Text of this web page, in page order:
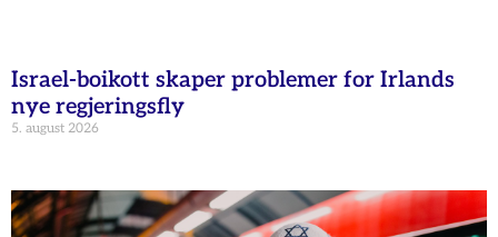
Israel-boikott skaper problemer for Irlands
nye regjeringsfly
5. august 2026